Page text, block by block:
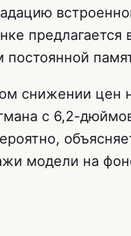
предлагается
снижении цен
с 6,2-
модели на